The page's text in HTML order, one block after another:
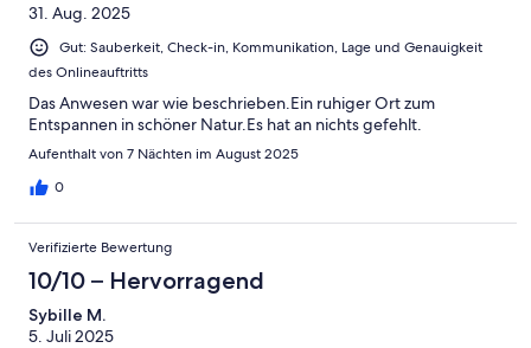
is obligatory for the whole time: You need by car about 15
minutes to the next big supermarket, the trip to Rethmynon
takes about half an hour. You can walk to the little village of
Harkia, there are two taverns nearby (we mainly cooked in the
villa for ourselves). Résumé: The villas are absolutely
recommendable! Only people in search for noise and trouble
shall search elsewhere for an accommodation.
31. Aug. 2025
Gut: Sauberkeit, Check-in, Kommunikation, Lage und Genauigkeit
des Onlineauftritts
Das Anwesen war wie beschrieben.Ein ruhiger Ort zum
Entspannen in schöner Natur.Es hat an nichts gefehlt.
Aufenthalt von 7 Nächten im August 2025
0
Verifizierte Bewertung
10/10 – Hervorragend
Sybille M.
5. Juli 2025